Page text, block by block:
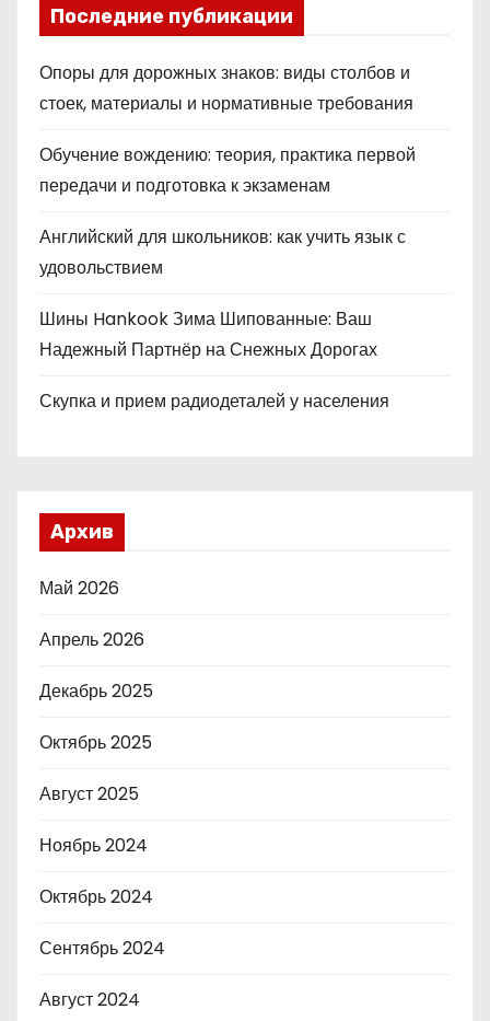
Последние публикации
Опоры для дорожных знаков: виды столбов и
стоек, материалы и нормативные требования
Обучение вождению: теория, практика первой
передачи и подготовка к экзаменам
Английский для школьников: как учить язык с
удовольствием
Шины Hankook Зима Шипованные: Ваш
Надежный Партнёр на Снежных Дорогах
Скупка и прием радиодеталей у населения
Архив
Май 2026
Апрель 2026
Декабрь 2025
Октябрь 2025
Август 2025
Ноябрь 2024
Октябрь 2024
Сентябрь 2024
Август 2024